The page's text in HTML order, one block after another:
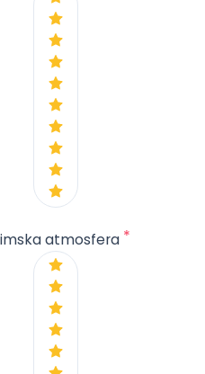
atmosfera *